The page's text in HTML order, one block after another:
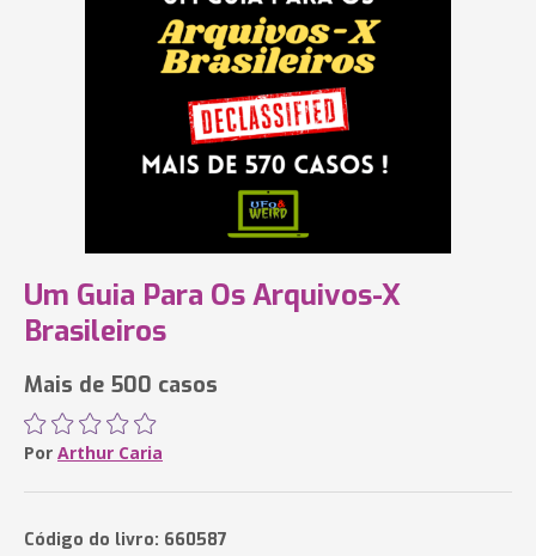
Um Guia Para Os Arquivos-X
Brasileiros
Mais de 500 casos
Por Arthur Caria
Código do livro: 660587